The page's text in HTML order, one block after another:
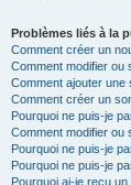
Problèmes liés à la
Comment créer un
Comment modifier ou
Comment ajouter
Comment créer un
Pourquoi ne puis-je
Comment modifier ou
Pourquoi ne puis-je
Pourquoi ne puis-je
Pourquoi ai-je reçu